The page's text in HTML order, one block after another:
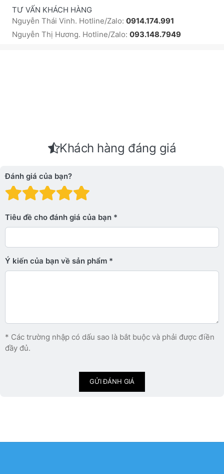
TƯ VẤN KHÁCH HÀNG
Nguyễn Thái Vinh. Hotline/Zalo: 0914.174.991
Nguyễn Thị Hương. Hotline/Zalo: 093.148.7949
Khách hàng đáng giá
Đánh giá của bạn?
Đánh giá: 4 trên 5
Đánh giá: 3 trên 5 sao.
Đánh giá: 2 trên 5 sao.
Đánh giá: 1 trên 5 sao. Xấu
Tiêu đề cho đánh giá của bạn
Ý kiến ​​của bạn về sản phẩm
* Các trường nhập có dấu sao là bắt buộc và phải được điền
đầy đủ.
GỬI ĐÁNH GIÁ